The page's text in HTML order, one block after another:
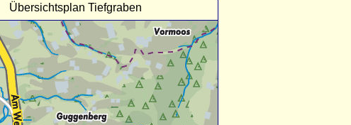
Übersichtsplan Tiefgraben